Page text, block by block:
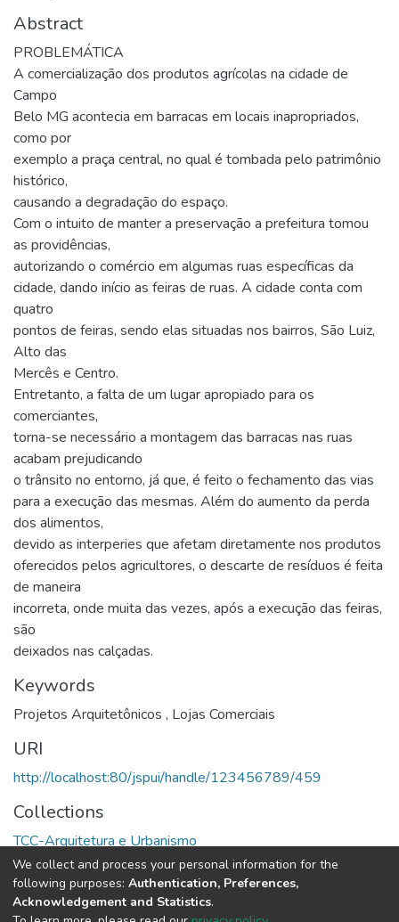
Abstract
PROBLEMÁTICA
A comercialização dos produtos agrícolas na cidade de
Campo
Belo MG acontecia em barracas em locais inapropriados,
como por
exemplo a praça central, no qual é tombada pelo patrimônio
histórico,
causando a degradação do espaço.
Com o intuito de manter a preservação a prefeitura tomou
as providências,
autorizando o comércio em algumas ruas específicas da
cidade, dando início as feiras de ruas. A cidade conta com
quatro
pontos de feiras, sendo elas situadas nos bairros, São Luiz,
Alto das
Mercês e Centro.
Entretanto, a falta de um lugar apropiado para os
comerciantes,
torna-se necessário a montagem das barracas nas ruas
acabam prejudicando
o trânsito no entorno, já que, é feito o fechamento das vias
para a execução das mesmas. Além do aumento da perda
dos alimentos,
devido as interperies que afetam diretamente nos produtos
oferecidos pelos agricultores, o descarte de resíduos é feita
de maneira
incorreta, onde muita das vezes, após a execução das feiras,
são
deixados nas calçadas.
Keywords
Projetos Arquitetônicos , Lojas Comerciais
URI
http://localhost:80/jspui/handle/123456789/459
Collections
TCC-Arquitetura e Urbanismo
Full item page
We collect and process your personal information for the
following purposes: Authentication, Preferences,
Acknowledgement and Statistics.